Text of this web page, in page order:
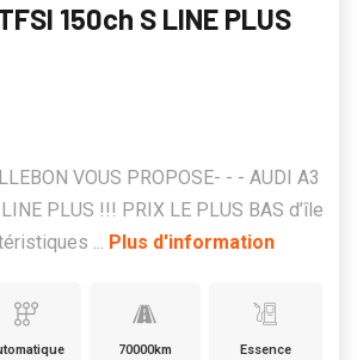
150ch S LINE PLUS
VOUS PROPOSE- - - AUDI A3
PLUS !!! PRIX LE PLUS BAS d’île
... Plus d'information
70000km Essence